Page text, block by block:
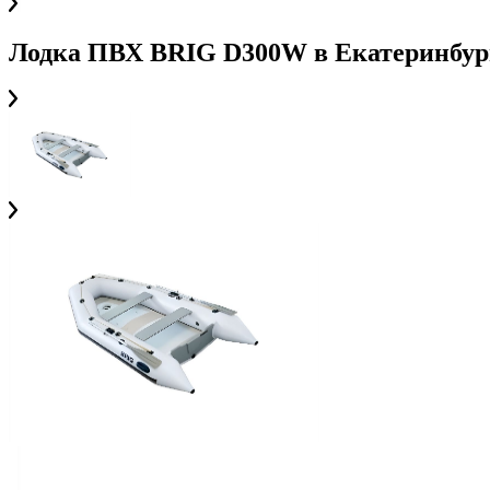
Лодка ПВХ BRIG D300W в